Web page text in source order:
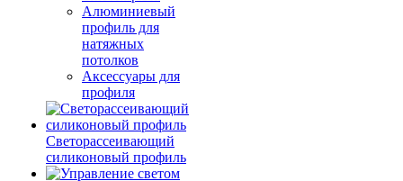
Алюминиевый
профиль для
натяжных
потолков
Аксессуары для
профиля
Светорассеивающий
силиконовый профиль